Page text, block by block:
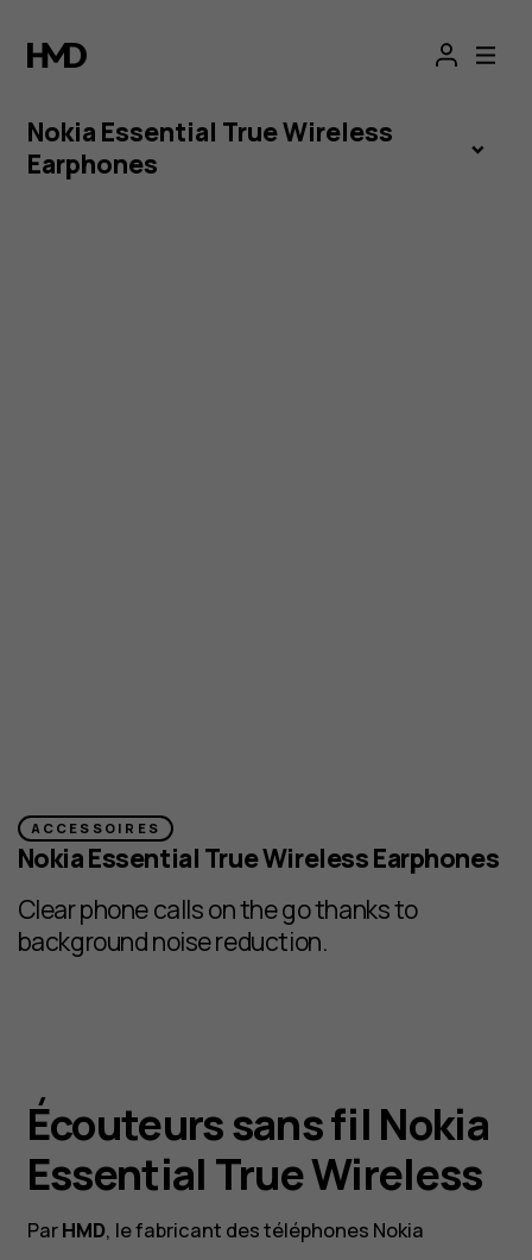
Nokia
Essential
True
Nokia Essential True Wireless
Earphones
ACCESSOIRES
Nokia Essential True Wireless Earphones
Clear phone calls on the go thanks to
background noise reduction.
Écouteurs sans fil Nokia
Essential True Wireless
ParHMD, le fabricant des téléphones Nokia